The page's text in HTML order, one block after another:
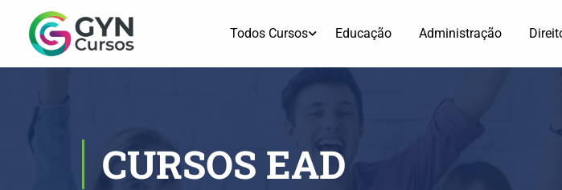
Todos Cursos Educação Administração
CURSOS EAD